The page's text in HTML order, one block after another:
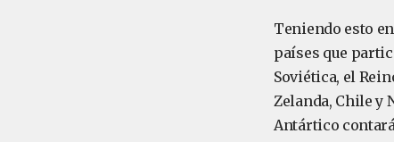
Teniendo esto
países que
Soviética, el
Zelanda, Chile y
Antártico